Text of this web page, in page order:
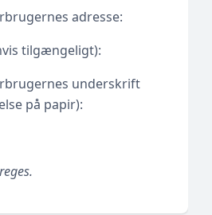
adresse:
tilgængeligt):
underskrift
på papir):